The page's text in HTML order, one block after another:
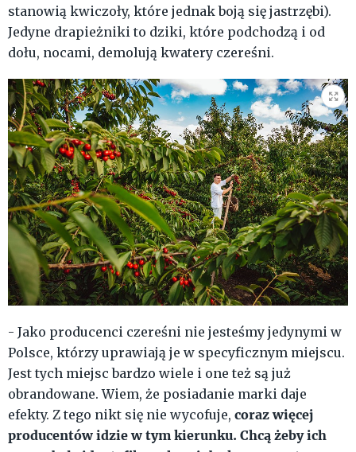
stanowią kwiczoły, które jednak boją się jastrzębi).
Jedyne drapieżniki to dziki, które podchodzą i od
dołu, nocami, demolują kwatery czereśni.
- Jako producenci czereśni nie jesteśmy jedynymi w
Polsce, którzy uprawiają je w specyficznym miejscu.
Jest tych miejsc bardzo wiele i one też są już
obrandowane. Wiem, że posiadanie marki daje
efekty. Z tego nikt się nie wycofuje, coraz więcej
producentów idzie w tym kierunku. Chcą żeby ich